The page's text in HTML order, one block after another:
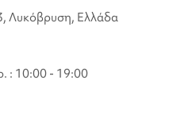
Λυκόβρυση, Ελλάδα
: 10:00 - 19:00